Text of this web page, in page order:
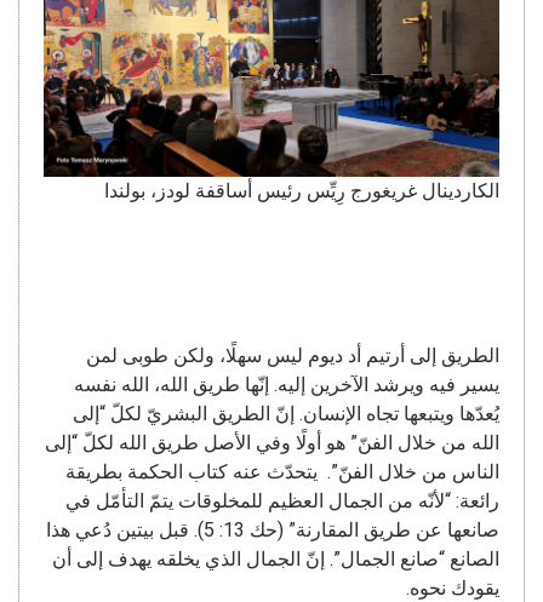
الكاردينال غريغورج رِيِّس رئيس أساقفة لودز، بولندا
الطريق إلى أرتيم أد ديوم ليس سهلًا، ولكن طوبى لمن
يسير فيه ويرشد الآخرين إليه. إنّها طريق الله، الله نفسه
يُعدّها ويتبعها تجاه الإنسان. إنّ الطريق البشريّ لكلّ “إلى
الله من خلال الفنّ” هو أولًا وفي الأصل طريق الله لكلّ “إلى
الناس من خلال الفنّ”. يتحدّث عنه كتاب الحكمة بطريقة
رائعة: “لأنّه من الجمال العظيم للمخلوقات يتمّ التأمّل في
صانعها عن طريق المقارنة” (حك 13: 5). قبل بيتين دُعي هذا
الصانع “صانع الجمال”. إنّ الجمال الذي يخلقه يهدف إلى أن
يقودك نحوه.